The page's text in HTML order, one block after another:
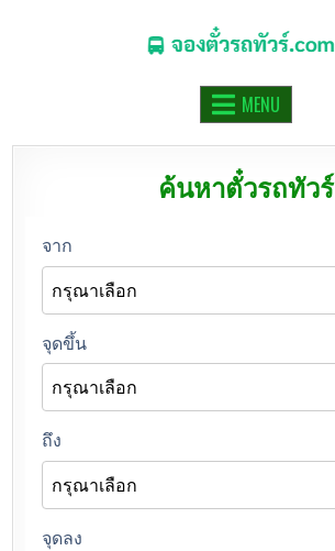
จองตั๋วรถทัวร์.COM
MENU
ค้นหาตั๋วรถทัวร์